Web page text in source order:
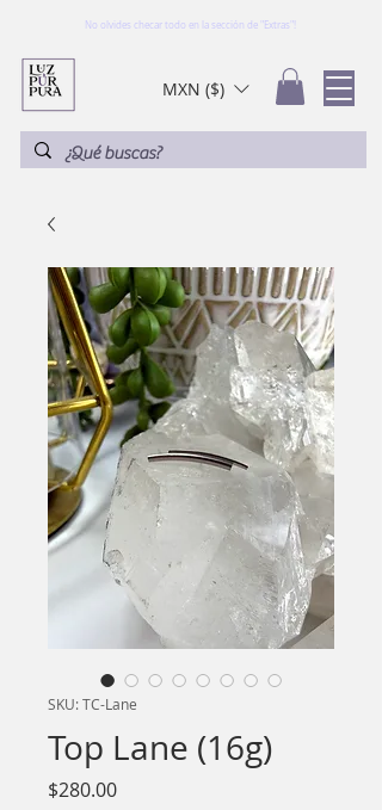
No olvides checar todo en la sección de "Extras"!
MXN ($)
SKU: TC-Lane
Top Lane (16g)
$280.00Precio